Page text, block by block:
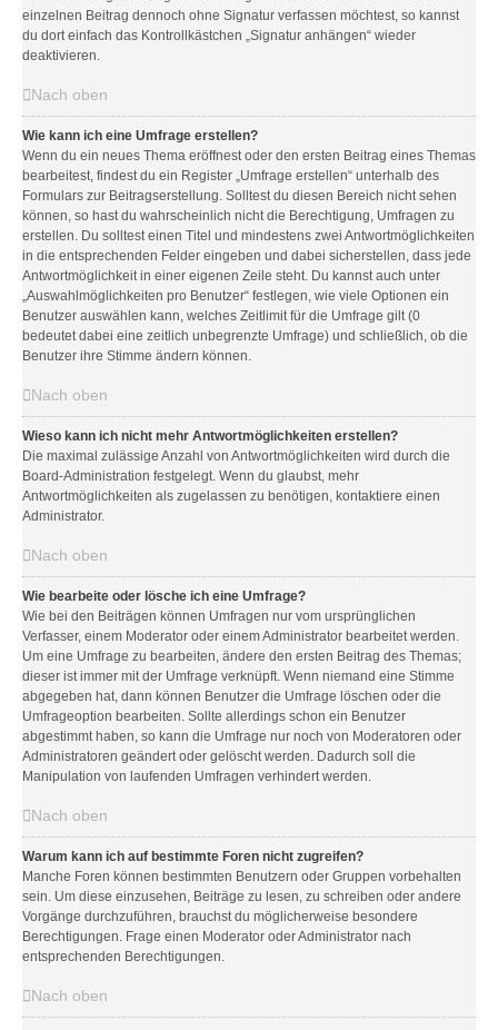
einzelnen Beitrag dennoch ohne Signatur verfassen möchtest, so kannst
du dort einfach das Kontrollkästchen „Signatur anhängen“ wieder
deaktivieren.
Nach oben
Wie kann ich eine Umfrage erstellen?
Wenn du ein neues Thema eröffnest oder den ersten Beitrag eines Themas
bearbeitest, findest du ein Register „Umfrage erstellen“ unterhalb des
Formulars zur Beitragserstellung. Solltest du diesen Bereich nicht sehen
können, so hast du wahrscheinlich nicht die Berechtigung, Umfragen zu
erstellen. Du solltest einen Titel und mindestens zwei Antwortmöglichkeiten
in die entsprechenden Felder eingeben und dabei sicherstellen, dass jede
Antwortmöglichkeit in einer eigenen Zeile steht. Du kannst auch unter
„Auswahlmöglichkeiten pro Benutzer“ festlegen, wie viele Optionen ein
Benutzer auswählen kann, welches Zeitlimit für die Umfrage gilt (0
bedeutet dabei eine zeitlich unbegrenzte Umfrage) und schließlich, ob die
Benutzer ihre Stimme ändern können.
Nach oben
Wieso kann ich nicht mehr Antwortmöglichkeiten erstellen?
Die maximal zulässige Anzahl von Antwortmöglichkeiten wird durch die
Board-Administration festgelegt. Wenn du glaubst, mehr
Antwortmöglichkeiten als zugelassen zu benötigen, kontaktiere einen
Administrator.
Nach oben
Wie bearbeite oder lösche ich eine Umfrage?
Wie bei den Beiträgen können Umfragen nur vom ursprünglichen
Verfasser, einem Moderator oder einem Administrator bearbeitet werden.
Um eine Umfrage zu bearbeiten, ändere den ersten Beitrag des Themas;
dieser ist immer mit der Umfrage verknüpft. Wenn niemand eine Stimme
abgegeben hat, dann können Benutzer die Umfrage löschen oder die
Umfrageoption bearbeiten. Sollte allerdings schon ein Benutzer
abgestimmt haben, so kann die Umfrage nur noch von Moderatoren oder
Administratoren geändert oder gelöscht werden. Dadurch soll die
Manipulation von laufenden Umfragen verhindert werden.
Nach oben
Warum kann ich auf bestimmte Foren nicht zugreifen?
Manche Foren können bestimmten Benutzern oder Gruppen vorbehalten
sein. Um diese einzusehen, Beiträge zu lesen, zu schreiben oder andere
Vorgänge durchzuführen, brauchst du möglicherweise besondere
Berechtigungen. Frage einen Moderator oder Administrator nach
entsprechenden Berechtigungen.
Nach oben